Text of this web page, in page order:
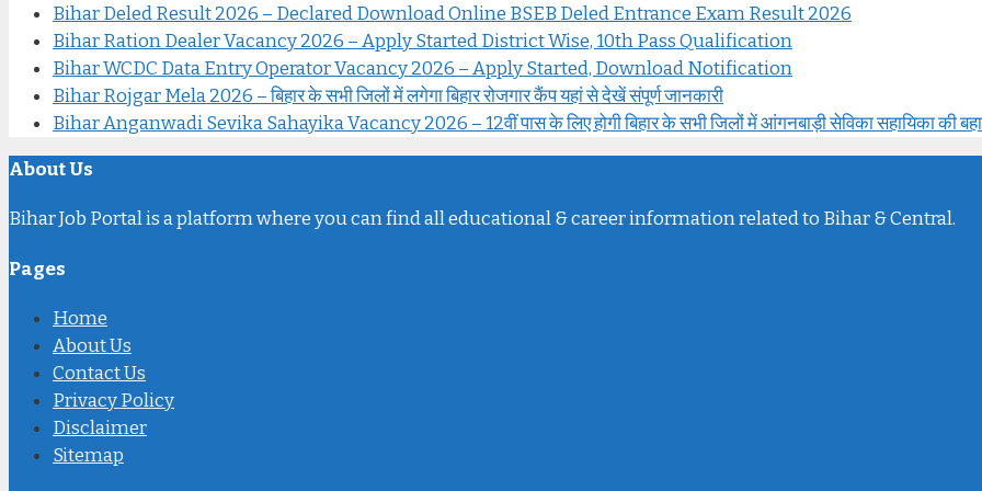
Bihar Deled Result 2026 – Declared Download Online BSEB Deled Entrance Exam Result 2026
Bihar Ration Dealer Vacancy 2026 – Apply Started District Wise, 10th Pass Qualification
Bihar WCDC Data Entry Operator Vacancy 2026 – Apply Started, Download Notification
Bihar Rojgar Mela 2026 – बिहार के सभी जिलों में लगेगा बिहार रोजगार कैंप यहां से देखें संपूर्ण जानकारी
Bihar Anganwadi Sevika Sahayika Vacancy 2026 – 12वीं पास के लिए होगी बिहार के सभी जिलों में आंगनबाड़ी सेविका सहायिका की
About Us
Bihar Job Portal is a platform where you can find all educational & career information related to Bihar & Central.
Pages
Home
About Us
Contact Us
Privacy Policy
Disclaimer
Sitemap